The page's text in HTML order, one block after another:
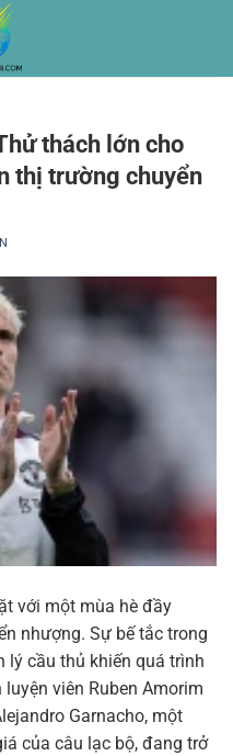
thách lớn cho
thị trường chuyển
với một mùa hè đầy
nhượng. Sự bế tắc trong
lý cầu thủ khiến quá trình
viên Ruben Amorim
Garnacho, một
của câu lạc bộ, đang trở